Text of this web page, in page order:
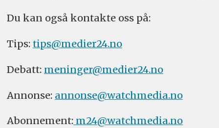
Du kan også kontakte oss på:
Tips: tips@medier24.no
Debatt: meninger@medier24.no
Annonse: annonse@watchmedia.no
Abonnement:m24@watchmedia.no